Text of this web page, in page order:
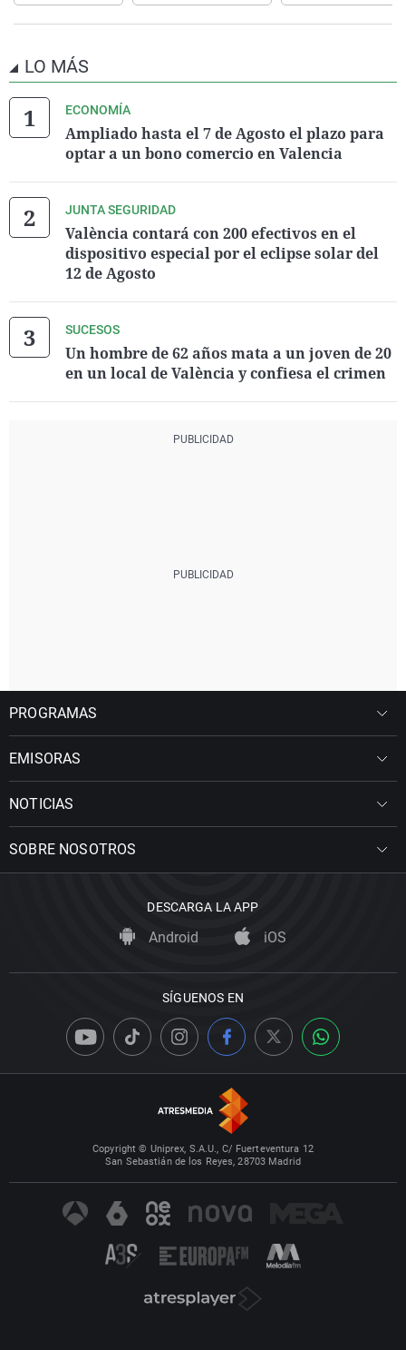
LO MÁS
ECONOMÍA
Ampliado hasta el 7 de Agosto el plazo para
optar a un bono comercio en Valencia
JUNTA SEGURIDAD
València contará con 200 efectivos en el
dispositivo especial por el eclipse solar del
12 de Agosto
SUCESOS
Un hombre de 62 años mata a un joven de 20
en un local de València y confiesa el crimen
PROGRAMAS
EMISORAS
NOTICIAS
SOBRE NOSOTROS
DESCARGA LA APP
Android iOS
SÍGUENOS EN
Copyright © Uniprex, S.A.U., C/ Fuerteventura 12
San Sebastián de los Reyes, 28703 Madrid